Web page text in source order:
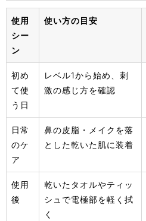
使用
シー
ン
使い方の目安
初め
て使
う日
レベル1から始め、刺
激の感じ方を確認
日常
のケ
ア
鼻の皮脂・メイクを落
とした乾いた肌に装着
使用
後
乾いたタオルやティッ
シュで電極部を軽く拭
く